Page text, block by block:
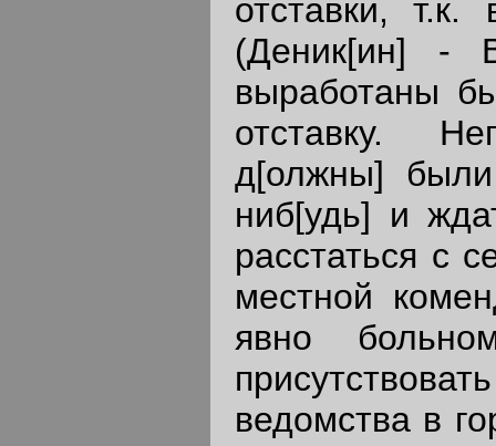
отставки,
(Деник[ин] -
выработаны
отставку.
д[олжны] были
ниб[удь] и
расстаться с
местной
явно
ведомства в